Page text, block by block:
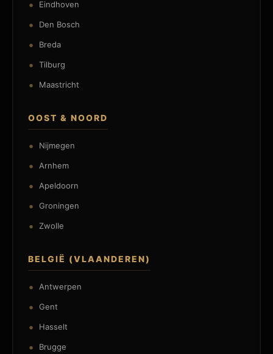
Eindhoven
Den Bosch
Breda
Tilburg
Maastricht
OOST & NOORD
Nijmegen
Arnhem
Apeldoorn
Groningen
Zwolle
BELGIË (VLAANDEREN)
Antwerpen
Gent
Hasselt
Brugge